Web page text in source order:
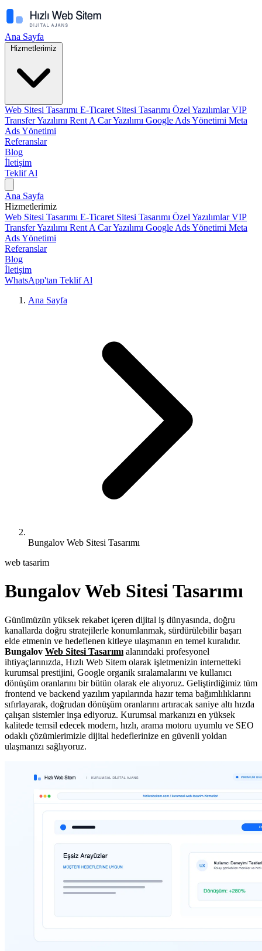
Ana Sayfa
Hizmetlerimiz
Web Sitesi Tasarımı E-Ticaret Sitesi Tasarımı Özel YazılımlarVIP
Transfer Yazılımı Rent A Car Yazılımı Google Ads Yönetimi Meta
Ads Yönetimi
Referanslar
Blog
İletişim
Teklif Al
Ana Sayfa
Hizmetlerimiz
Web Sitesi Tasarımı E-Ticaret Sitesi Tasarımı Özel YazılımlarVIP
Transfer Yazılımı Rent A Car Yazılımı Google Ads Yönetimi Meta
Ads Yönetimi
Referanslar
Blog
İletişim
WhatsApp'tan Teklif Al
Ana Sayfa
Bungalov Web Sitesi Tasarımı
web tasarim
Bungalov Web Sitesi Tasarımı
Günümüzün yüksek rekabet içeren dijital iş dünyasında, doğru
kanallarda doğru stratejilerle konumlanmak, sürdürülebilir başarı
elde etmenin ve hedeflenen kitleye ulaşmanın en temel kuralıdır.
Bungalov Web Sitesi Tasarımı alanındaki profesyonel
ihtiyaçlarınızda, Hızlı Web Sitem olarak işletmenizin internetteki
kurumsal prestijini, Google organik sıralamalarını ve kullanıcı
dönüşüm oranlarını bir bütün olarak ele alıyoruz. Geliştirdiğimiz tüm
frontend ve backend yazılım yapılarında hazır tema bağımlılıklarını
sıfırlayarak, doğrudan dönüşüm oranlarını artıracak saniye altı hızda
çalışan sistemler inşa ediyoruz. Kurumsal markanızı en yüksek
kalitede temsil edecek modern, hızlı, arama motoru uyumlu ve SEO
odaklı çözümlerimizle dijital hedeflerinize en güvenli yoldan
ulaşmanızı sağlıyoruz.